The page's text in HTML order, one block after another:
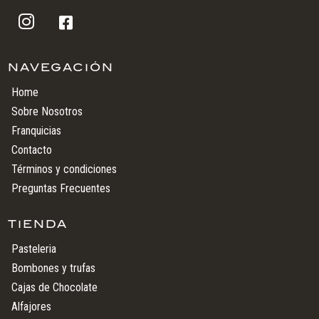
 
NAVEGACIÓN
Home
Sobre Nosotros
Franquicias
Contacto
Términos y condiciones
Preguntas Frecuentes
TIENDA
Pasteleria
Bombones y trufas
Cajas de Chocolate
Alfajores